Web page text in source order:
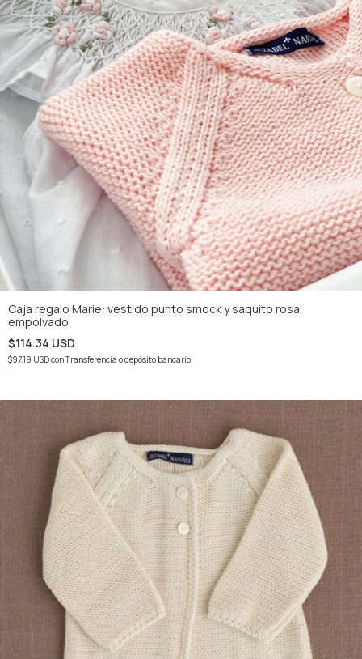
Caja regalo Marie: vestido punto smock y saquito rosa
empolvado
$114.34 USD
$97.19 USDconTransferencia o depósito bancario